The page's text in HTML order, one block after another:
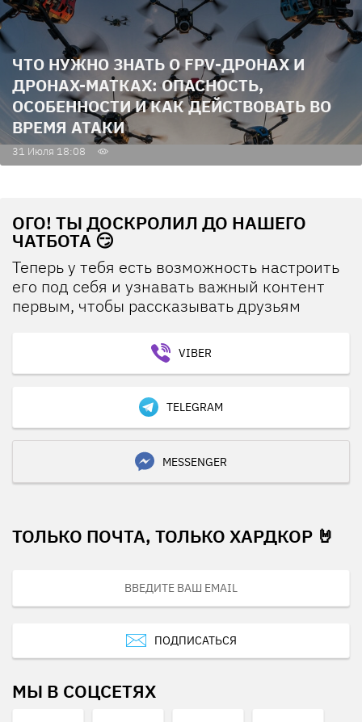
ЧТО НУЖНО ЗНАТЬ О FPV-ДРОНАХ И
ДРОНАХ-МАТКАХ: ОПАСНОСТЬ,
ОСОБЕННОСТИ И КАК ДЕЙСТВОВАТЬ ВО
ВРЕМЯ АТАКИ
31 Июля 18:08
ОГО! ТЫ ДОСКРОЛИЛ ДО НАШЕГО
ЧАТБОТА 😏
Теперь у тебя есть возможность настроить
его под себя и узнавать важный контент
первым, чтобы рассказывать друзьям
VIBER
TELEGRAM
MESSENGER
ТОЛЬКО ПОЧТА, ТОЛЬКО ХАРДКОР 🤘
ПОДПИСАТЬСЯ
МЫ В СОЦСЕТЯХ